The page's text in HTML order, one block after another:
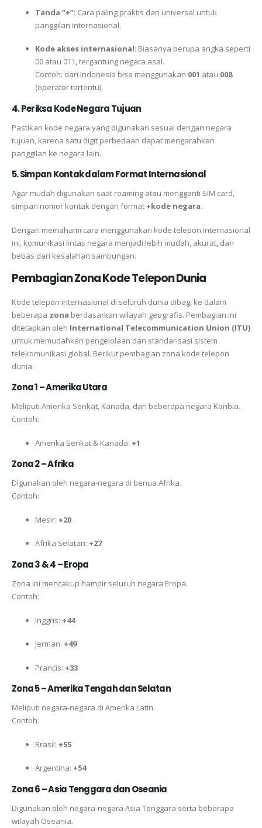
Tanda “+”: Cara paling praktis dan universal untuk
panggilan internasional.
Kode akses internasional: Biasanya berupa angka seperti
00 atau 011, tergantung negara asal.
Contoh: dari Indonesia bisa menggunakan 001 atau 008
(operator tertentu).
4. Periksa Kode Negara Tujuan
Pastikan kode negara yang digunakan sesuai dengan negara
tujuan, karena satu digit perbedaan dapat mengarahkan
panggilan ke negara lain.
5. Simpan Kontak dalam Format Internasional
Agar mudah digunakan saat roaming atau mengganti SIM card,
simpan nomor kontak dengan format +kode negara.
Dengan memahami cara menggunakan kode telepon internasional
ini, komunikasi lintas negara menjadi lebih mudah, akurat, dan
bebas dari kesalahan sambungan.
Pembagian Zona Kode Telepon Dunia
Kode telepon internasional di seluruh dunia dibagi ke dalam
beberapa zona berdasarkan wilayah geografis. Pembagian ini
ditetapkan oleh International Telecommunication Union (ITU)
untuk memudahkan pengelolaan dan standarisasi sistem
telekomunikasi global. Berikut pembagian zona kode telepon
dunia:
Zona 1 – Amerika Utara
Meliputi Amerika Serikat, Kanada, dan beberapa negara Karibia.
Contoh:
Amerika Serikat & Kanada: +1
Zona 2 – Afrika
Digunakan oleh negara-negara di benua Afrika.
Contoh:
Mesir: +20
Afrika Selatan: +27
Zona 3 & 4 – Eropa
Zona ini mencakup hampir seluruh negara Eropa.
Contoh:
Inggris: +44
Jerman: +49
Prancis: +33
Zona 5 – Amerika Tengah dan Selatan
Meliputi negara-negara di Amerika Latin.
Contoh:
Brasil: +55
Argentina: +54
Zona 6 – Asia Tenggara dan Oseania
Digunakan oleh negara-negara Asia Tenggara serta beberapa
wilayah Oseania.